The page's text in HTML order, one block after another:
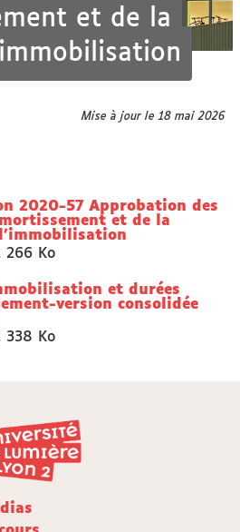
et de la
Mise à jour le 18 mai 2026
2020-57 Approbation des
et de la
266 Ko
et durées
version consolidée
338 Ko